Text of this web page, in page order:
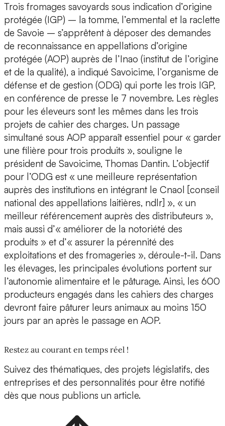
Trois fromages savoyards sous indication d’origine
protégée (IGP) – la tomme, l’emmental et la raclette
de Savoie – s’apprêtent à déposer des demandes
de reconnaissance en appellations d’origine
protégée (AOP) auprès de l’Inao (institut de l’origine
et de la qualité), a indiqué Savoicime, l’organisme de
défense et de gestion (ODG) qui porte les trois IGP,
en conférence de presse le 7 novembre. Les règles
pour les éleveurs sont les mêmes dans les trois
projets de cahier des charges. Un passage
simultané sous AOP apparaît essentiel pour « garder
une filière pour trois produits », souligne le
président de Savoicime, Thomas Dantin. L’objectif
pour l’ODG est « une meilleure représentation
auprès des institutions en intégrant le Cnaol [conseil
national des appellations laitières, ndlr] », « un
meilleur référencement auprès des distributeurs »,
mais aussi d’« améliorer de la notoriété des
produits » et d’« assurer la pérennité des
exploitations et des fromageries », déroule-t-il. Dans
les élevages, les principales évolutions portent sur
l’autonomie alimentaire et le pâturage. Ainsi, les 600
producteurs engagés dans les cahiers des charges
devront faire pâturer leurs animaux au moins 150
jours par an après le passage en AOP.
Restez au courant en temps réel !
Suivez des thématiques, des projets législatifs, des
entreprises et des personnalités pour être notifié
dès que nous publions un article.